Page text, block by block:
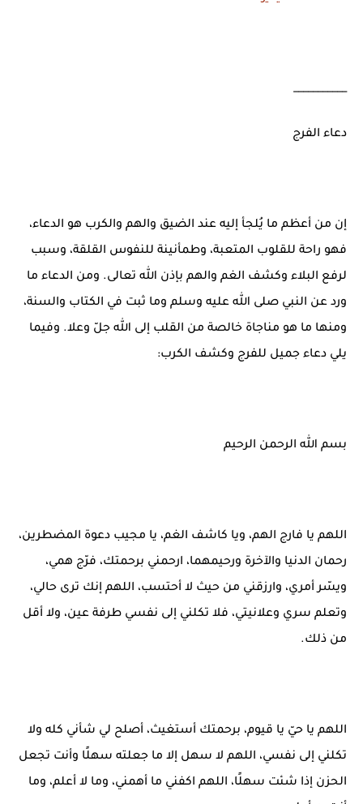
___________
دعاء الفرج
إن من أعظم ما يُلجأ إليه عند الضيق والهم والكرب هو الدعاء،
فهو راحة للقلوب المتعبة، وطمأنينة للنفوس القلقة، وسبب
لرفع البلاء وكشف الغم والهم بإذن الله تعالى. ومن الدعاء ما
ورد عن النبي صلى الله عليه وسلم وما ثبت في الكتاب والسنة،
ومنها ما هو مناجاة خالصة من القلب إلى الله جلّ وعلا. وفيما
يلي دعاء جميل للفرج وكشف الكرب:
بسم الله الرحمن الرحيم
اللهم يا فارج الهم، ويا كاشف الغم، يا مجيب دعوة المضطرين،
رحمان الدنيا والآخرة ورحيمهما، ارحمني برحمتك، فرّج همي،
ويسّر أمري، وارزقني من حيث لا أحتسب، اللهم إنك ترى حالي،
وتعلم سري وعلانيتي، فلا تكلني إلى نفسي طرفة عين، ولا أقل
من ذلك.
اللهم يا حيّ يا قيوم، برحمتك أستغيث، أصلح لي شأني كله ولا
تكلني إلى نفسي، اللهم لا سهل إلا ما جعلته سهلًا وأنت تجعل
الحزن إذا شئت سهلًا، اللهم اكفني ما أهمني، وما لا أعلم، وما